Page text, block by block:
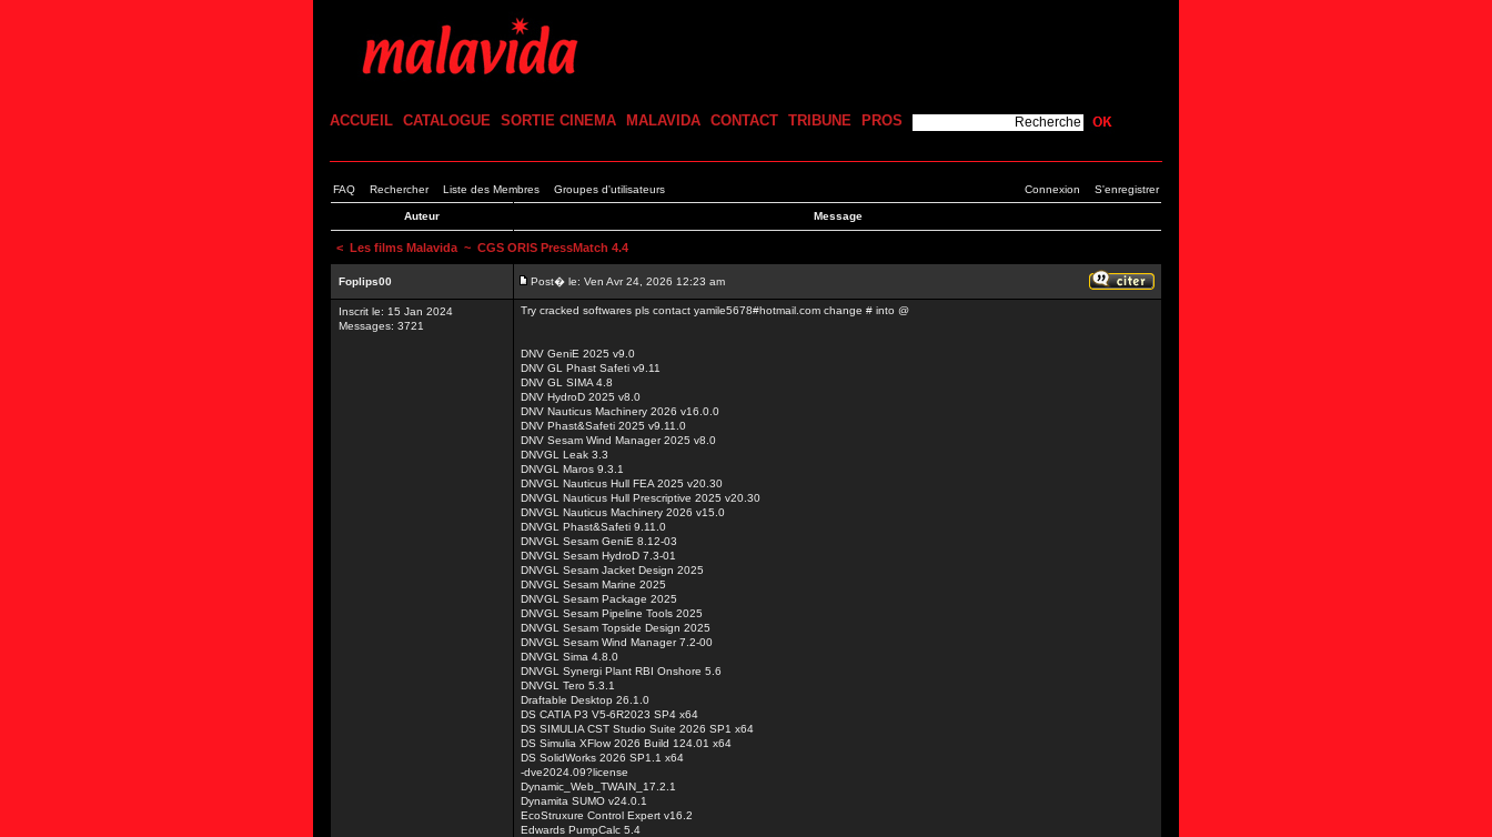
ACCUEIL CATALOGUE SORTIE CINEMA MALAVIDA CONTACT TRIBUNE PROS
FAQ Rechercher Liste des Membres Groupes d'utilisateurs Connexion S'enregistrer
Auteur Message
< Les films Malavida ~ CGS ORIS PressMatch 4.4
Foplips00 Post� le: Ven Avr 24, 2026 12:23 am
Inscrit le: 15 Jan 2024
Messages: 3721
Try cracked softwares pls contact yamile5678#hotmail.com change # into @
DNV GeniE 2025 v9.0
DNV GL Phast Safeti v9.11
DNV GL SIMA 4.8
DNV HydroD 2025 v8.0
DNV Nauticus Machinery 2026 v16.0.0
DNV Phast&Safeti 2025 v9.11.0
DNV Sesam Wind Manager 2025 v8.0
DNVGL Leak 3.3
DNVGL Maros 9.3.1
DNVGL Nauticus Hull FEA 2025 v20.30
DNVGL Nauticus Hull Prescriptive 2025 v20.30
DNVGL Nauticus Machinery 2026 v15.0
DNVGL Phast&Safeti 9.11.0
DNVGL Sesam GeniE 8.12-03
DNVGL Sesam HydroD 7.3-01
DNVGL Sesam Jacket Design 2025
DNVGL Sesam Marine 2025
DNVGL Sesam Package 2025
DNVGL Sesam Pipeline Tools 2025
DNVGL Sesam Topside Design 2025
DNVGL Sesam Wind Manager 7.2-00
DNVGL Sima 4.8.0
DNVGL Synergi Plant RBI Onshore 5.6
DNVGL Tero 5.3.1
Draftable Desktop 26.1.0
DS CATIA P3 V5-6R2023 SP4 x64
DS SIMULIA CST Studio Suite 2026 SP1 x64
DS Simulia XFlow 2026 Build 124.01 x64
DS SolidWorks 2026 SP1.1 x64
-dve2024.09?license
Dynamic_Web_TWAIN_17.2.1
Dynamita SUMO v24.0.1
EcoStruxure Control Expert v16.2
Edwards PumpCalc 5.4